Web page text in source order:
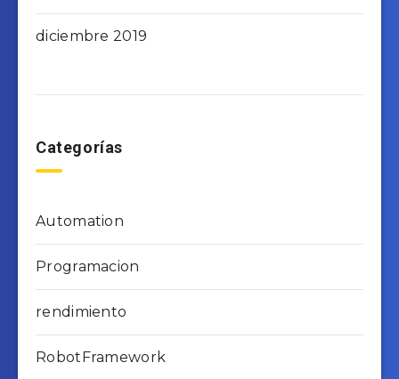
diciembre 2019
Categorías
Automation
Programacion
rendimiento
RobotFramework